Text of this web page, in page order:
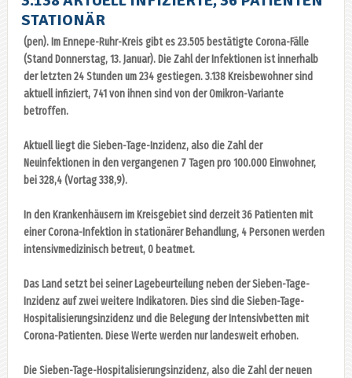
STATIONÄR
(pen). Im Ennepe-Ruhr-Kreis gibt es 23.505 bestätigte Corona-Fälle
(Stand Donnerstag, 13. Januar). Die Zahl der Infektionen ist innerhalb
der letzten 24 Stunden um 234 gestiegen. 3.138 Kreisbewohner sind
aktuell infiziert, 741 von ihnen sind von der Omikron-Variante
betroffen.
Aktuell liegt die Sieben-Tage-Inzidenz, also die Zahl der
Neuinfektionen in den vergangenen 7 Tagen pro 100.000 Einwohner,
bei 328,4 (Vortag 338,9).
In den Krankenhäusern im Kreisgebiet sind derzeit 36 Patienten mit
einer Corona-Infektion in stationärer Behandlung, 4 Personen werden
intensivmedizinisch betreut, 0 beatmet.
Das Land setzt bei seiner Lagebeurteilung neben der Sieben-Tage-
Inzidenz auf zwei weitere Indikatoren. Dies sind die Sieben-Tage-
Hospitalisierungsinzidenz und die Belegung der Intensivbetten mit
Corona-Patienten. Diese Werte werden nur landesweit erhoben.
Die Sieben-Tage-Hospitalisierungsinzidenz, also die Zahl der neuen